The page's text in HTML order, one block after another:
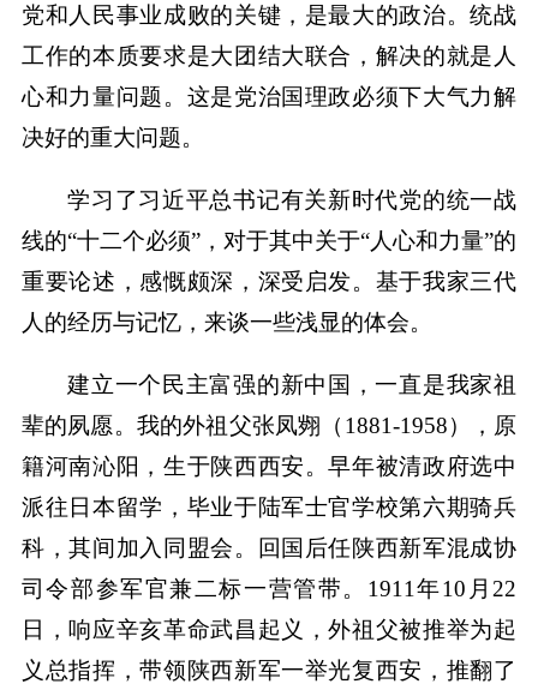
党和人民事业成败的关键，是最大的政治。统战
工作的本质要求是大团结大联合，解决的就是人
心和力量问题。这是党治国理政必须下大气力解
决好的重大问题。
学习了习近平总书记有关新时代党的统一战
线的“十二个必须”，对于其中关于“人心和力量”的
重要论述，感慨颇深，深受启发。基于我家三代
人的经历与记忆，来谈一些浅显的体会。
建立一个民主富强的新中国，一直是我家祖
辈的夙愿。我的外祖父张凤翙（1881-1958），原
籍河南沁阳，生于陕西西安。早年被清政府选中
派往日本留学，毕业于陆军士官学校第六期骑兵
科，其间加入同盟会。回国后任陕西新军混成协
司令部参军官兼二标一营管带。1911年10月22
日，响应辛亥革命武昌起义，外祖父被推举为起
义总指挥，带领陕西新军一举光复西安，推翻了